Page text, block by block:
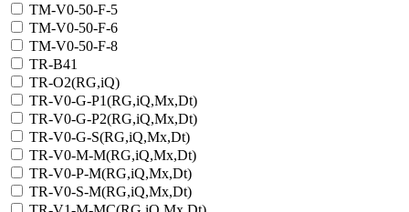
TM-V0-50-F-5
TM-V0-50-F-6
TM-V0-50-F-8
TR-B41
TR-O2(RG,iQ)
TR-V0-G-P1(RG,iQ,Mx,Dt)
TR-V0-G-P2(RG,iQ,Mx,Dt)
TR-V0-G-S(RG,iQ,Mx,Dt)
TR-V0-M-M(RG,iQ,Mx,Dt)
TR-V0-P-M(RG,iQ,Mx,Dt)
TR-V0-S-M(RG,iQ,Mx,Dt)